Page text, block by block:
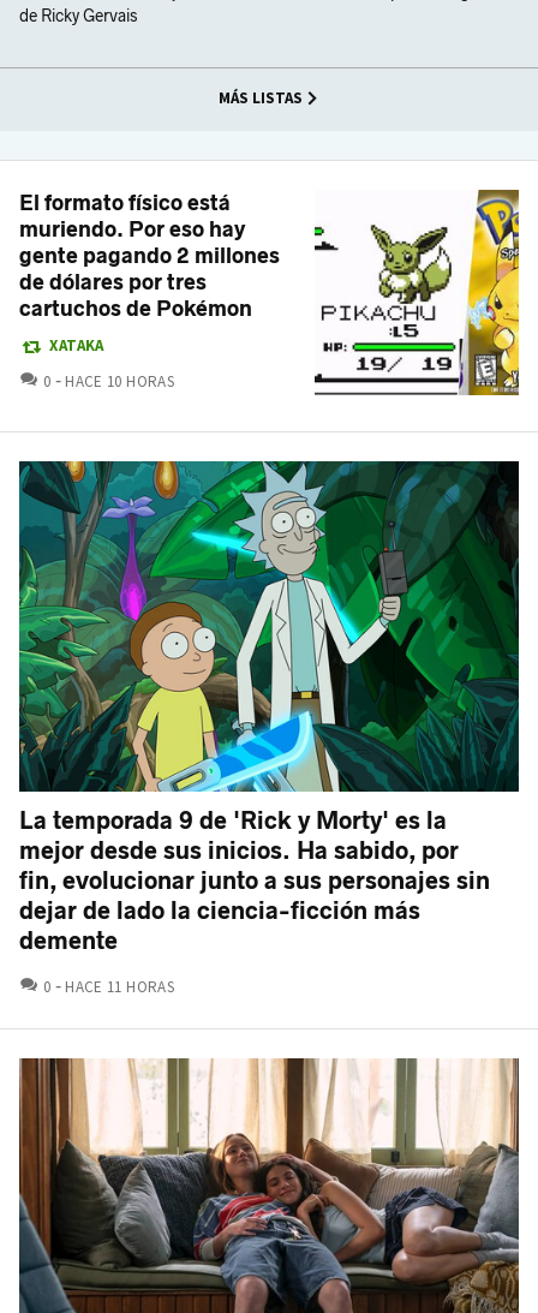
de Ricky Gervais
MÁS LISTAS
El formato físico está
muriendo. Por eso hay
gente pagando 2 millones
de dólares por tres
cartuchos de Pokémon
XATAKA
0 COMENTARIOS
HACE 10 HORAS
La temporada 9 de 'Rick y Morty' es la
mejor desde sus inicios. Ha sabido, por
fin, evolucionar junto a sus personajes sin
dejar de lado la ciencia-ficción más
demente
0 COMENTARIOS
HACE 11 HORAS